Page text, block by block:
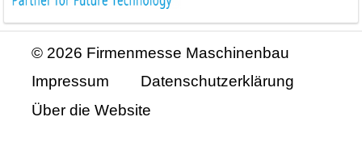
© 2026 Firmenmesse Maschinenbau
Impressum
Datenschutzerklärung
Über die Website